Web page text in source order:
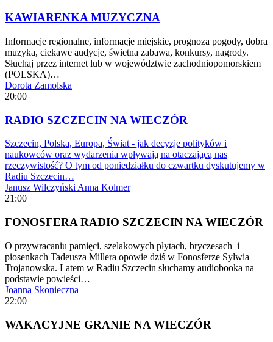
KAWIARENKA MUZYCZNA
Informacje regionalne, informacje miejskie, prognoza pogody, dobra
muzyka, ciekawe audycje, świetna zabawa, konkursy, nagrody.
Słuchaj przez internet lub w województwie zachodniopomorskiem
(POLSKA)…
Dorota Zamolska
20:00
RADIO SZCZECIN NA WIECZÓR
Szczecin, Polska, Europa, Świat - jak decyzje polityków i
naukowców oraz wydarzenia wpływają na otaczającą nas
rzeczywistość? O tym od poniedziałku do czwartku dyskutujemy w
Radiu Szczecin…
Janusz WilczyńskiAnna Kolmer
21:00
FONOSFERA RADIO SZCZECIN NA WIECZÓR
O przywracaniu pamięci, szelakowych płytach, bryczesach i
piosenkach Tadeusza Millera opowie dziś w Fonosferze Sylwia
Trojanowska. Latem w Radiu Szczecin słuchamy audiobooka na
podstawie powieści…
Joanna Skonieczna
22:00
WAKACYJNE GRANIE NA WIECZÓR